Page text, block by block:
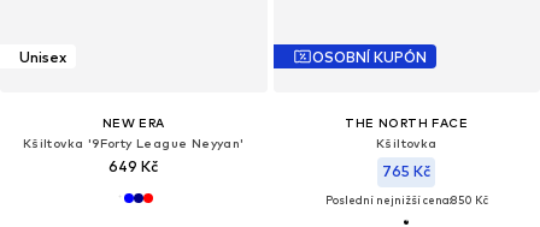
Unisex
NEW ERA
Kšiltovka '9Forty League Neyyan'
649 Kč
OSOBNÍ KUPÓN
THE NORTH FACE
Kšiltovka
765 Kč
Poslední nejnižší cena:850 Kč